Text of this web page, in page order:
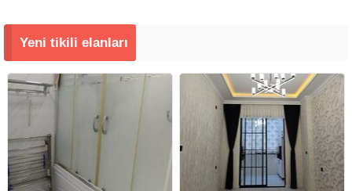
Yeni tikili elanları